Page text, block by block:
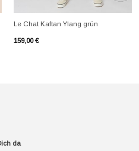
Le Chat Kaftan Ylang grün
159,00€
da